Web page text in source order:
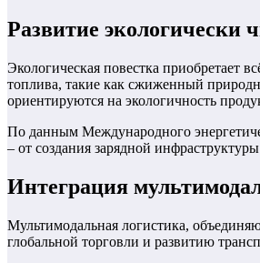
Развитие экологически
Экологическая повестка приобретает
топлива, такие как сжиженный
ориентируются на экологичность
По данным Международного
– от создания зарядной
Интеграция
Мультимодальная логистика,
глобальной торговли и развитию